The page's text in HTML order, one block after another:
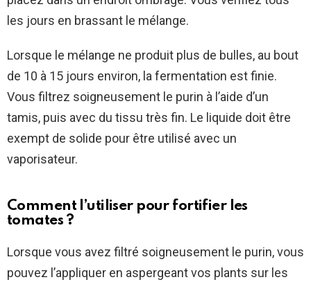
les jours en brassant le mélange.
Lorsque le mélange ne produit plus de bulles, au bout
de 10 à 15 jours environ, la fermentation est finie.
Vous filtrez soigneusement le purin à l’aide d’un
tamis, puis avec du tissu très fin. Le liquide doit être
exempt de solide pour être utilisé avec un
vaporisateur.
Comment l’utiliser pour fortifier les
tomates ?
Lorsque vous avez filtré soigneusement le purin, vous
pouvez l’appliquer en aspergeant vos plants sur les